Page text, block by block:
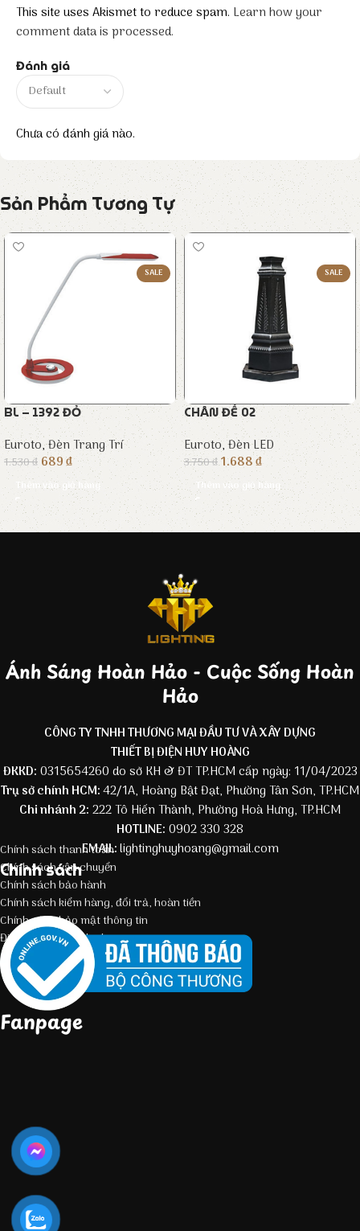
Đánh giá
Chưa có đánh giá nào.
This site uses Akismet to reduce spam. Learn how your
comment data is processed.
Sản Phẩm Tương Tự
SALE
BL – 1392 ĐỎ
Euroto,Đèn Trang Trí
1.530₫ 689₫
Thêm vào giỏ hàng
SALE
CHÂN ĐẾ 02
Euroto,Đèn LED
3.750₫1.688₫
Thêm vào giỏ hàng
Ánh Sáng Hoàn Hảo - Cuộc Sống Hoàn
Hảo
CÔNG TY TNHH THƯƠNG MẠI ĐẦU TƯ VÀ XÂY DỰNG
THIẾT BỊ ĐIỆN HUY HOÀNG
ĐKKD: 0315654260 do sở KH & ĐT TP.HCM cấp ngày: 11/04/2023
Trụ sở chính HCM:42/1A, Hoàng Bật Đạt, Phường Tân Sơn, TP.HCM
Chi nhánh 2: 222 Tô Hiến Thành, Phường Hoà Hưng, TP.HCM
HOTLINE: 0902 330 328
EMAIL:lightinghuyhoang@gmail.com
Chính sách
Chính sách thanh toán
Chính sách vận chuyển
Chính sách bảo hành
Chính sách kiểm hàng, đổi trả, hoàn tiền
Chính sách bảo mật thông tin
Điều kiện giao dịch chung
Fanpage